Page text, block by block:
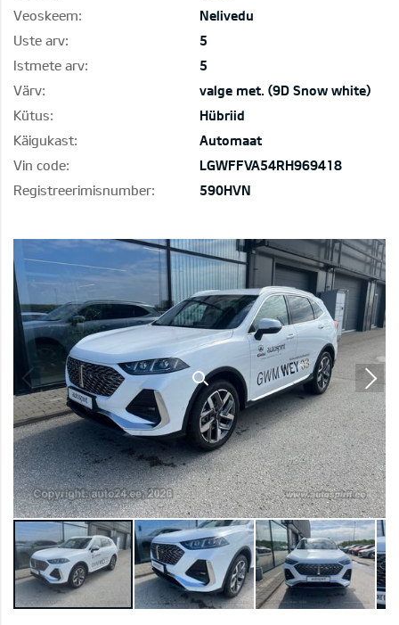
Veoskeem:
Nelivedu
Uste arv:
5
Istmete arv:
5
Värv:
valge met. (9D Snow white)
Kütus:
Hübriid
Käigukast:
Automaat
Vin code:
LGWFFVA54RH969418
Registreerimisnumber:
590HVN